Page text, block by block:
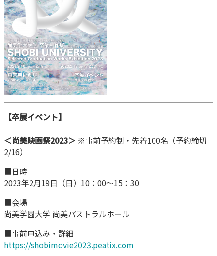
【卒展イベント】
＜尚美映画祭2023＞ ※事前予約制・先着100名（予約締切
2/16）
■日時
2023年2月19日（日）10：00～15：30
■会場
尚美学園大学 尚美パストラルホール
■事前申込み・詳細
https://shobimovie2023.peatix.com